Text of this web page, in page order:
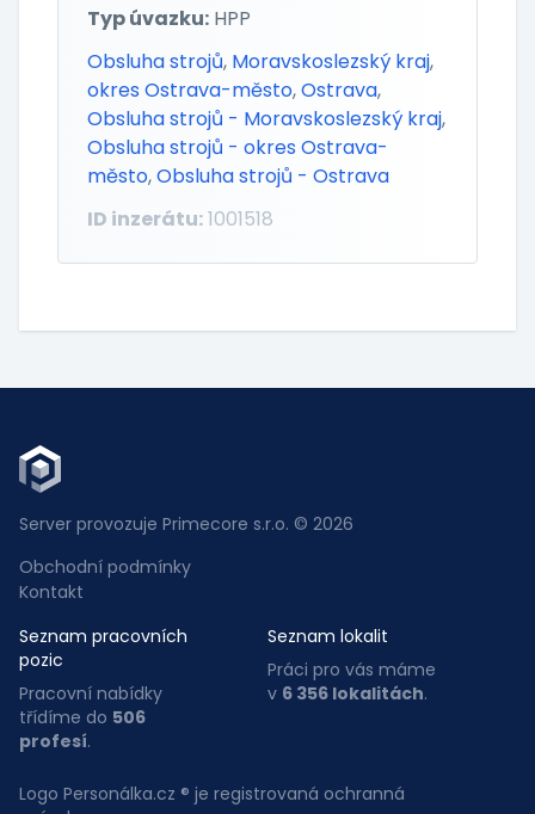
Typ úvazku: HPP
Obsluha strojů, Moravskoslezský kraj,
okres Ostrava-město,Ostrava,
Obsluha strojů - Moravskoslezský kraj,
Obsluha strojů - okres Ostrava-
město,Obsluha strojů - Ostrava
ID inzerátu:1001518
Server provozuje Primecore s.r.o. © 2026
Obchodní podmínky
Kontakt
Seznam pracovních
pozic
Pracovní nabídky
třídíme do 506
profesí.
Seznam lokalit
Práci pro vás máme
v 6 356 lokalitách.
Logo Personálka.cz ® je registrovaná ochranná